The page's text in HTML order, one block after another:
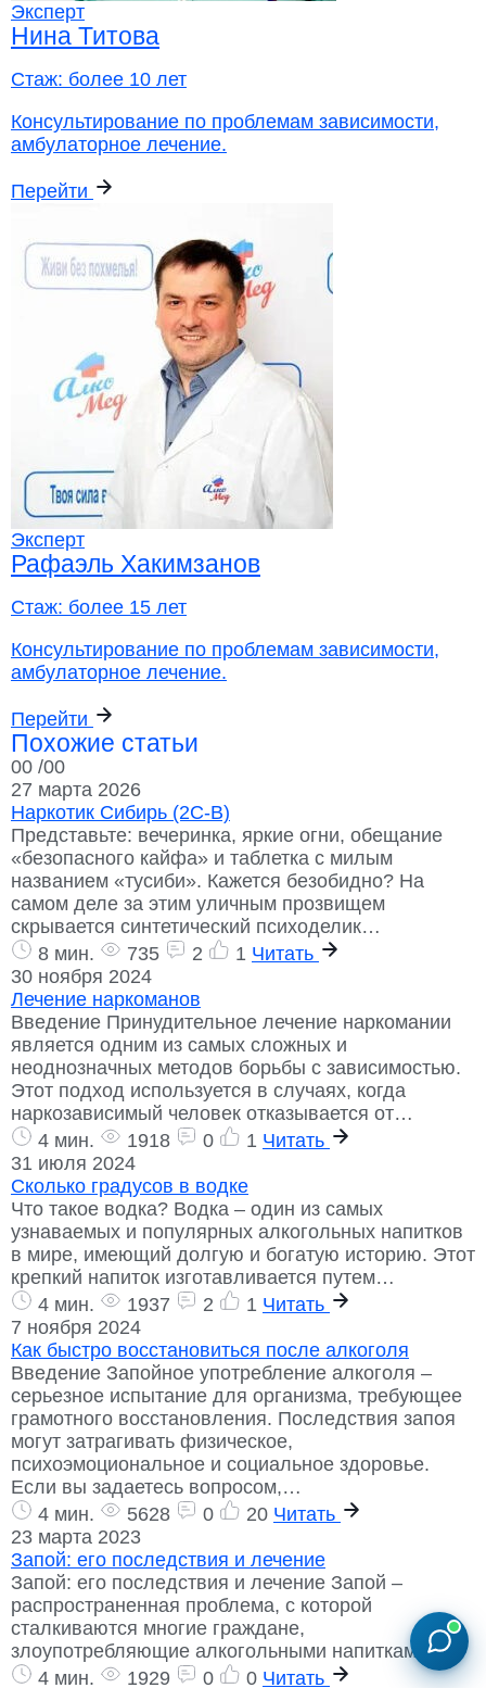
Эксперт
Нина Титова
Стаж: более 10 лет
Консультирование по проблемам зависимости,
амбулаторное лечение.
Перейти
Эксперт
Рафаэль Хакимзанов
Стаж: более 15 лет
Консультирование по проблемам зависимости,
амбулаторное лечение.
Перейти
Похожие статьи
00 /00
27 марта 2026
Наркотик Сибирь (2C-B)
Представьте: вечеринка, яркие огни, обещание
«безопасного кайфа» и таблетка с милым
названием «тусиби». Кажется безобидно? На
самом деле за этим уличным прозвищем
скрывается синтетический психоделик…
8 мин.
735 2 1 Читать
30 ноября 2024
Лечение наркоманов
Введение Принудительное лечение наркомании
является одним из самых сложных и
неоднозначных методов борьбы с зависимостью.
Этот подход используется в случаях, когда
наркозависимый человек отказывается от…
4 мин.
1918 0 1 Читать
31 июля 2024
Сколько градусов в водке
Что такое водка? Водка – один из самых
узнаваемых и популярных алкогольных напитков
в мире, имеющий долгую и богатую историю. Этот
крепкий напиток изготавливается путем…
4 мин.
1937 2 1 Читать
7 ноября 2024
Как быстро восстановиться после алкоголя
Введение Запойное употребление алкоголя –
серьезное испытание для организма, требующее
грамотного восстановления. Последствия запоя
могут затрагивать физическое,
психоэмоциональное и социальное здоровье.
Если вы задаетесь вопросом,…
4 мин.
5628 0 20 Читать
23 марта 2023
Запой: его последствия и лечение
Запой: его последствия и лечение Запой –
распространенная проблема, с которой
сталкиваются многие граждане,
злоупотребляющие алкогольными напитками.
4 мин.
1929 0 0 Читать